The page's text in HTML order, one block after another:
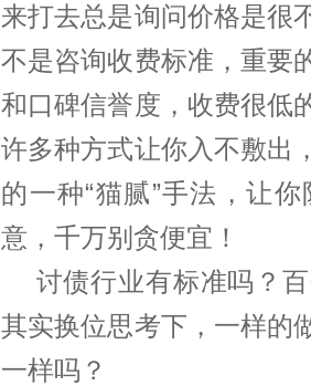
来打去总是询问价格是很
不是咨询收费标准，重要
和口碑信誉度，收费很低
许多种方式让你入不敷出
的一种“猫腻”手法，让
意，千万别贪便宜！
讨债行业有标准吗？百
其实换位思考下，一样的
一样吗？